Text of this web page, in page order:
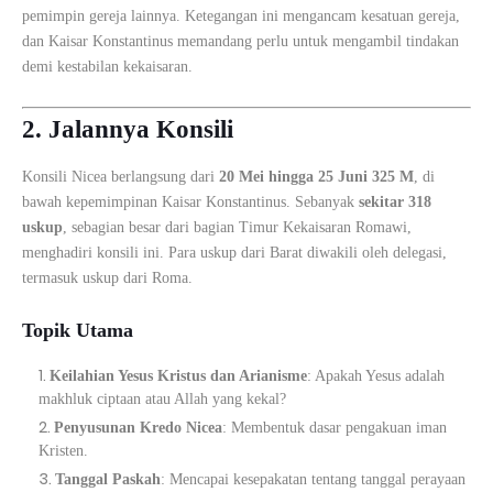
pemimpin gereja lainnya. Ketegangan ini mengancam kesatuan gereja,
dan Kaisar Konstantinus memandang perlu untuk mengambil tindakan
demi kestabilan kekaisaran.
2. Jalannya Konsili
Konsili Nicea berlangsung dari 20 Mei hingga 25 Juni 325 M , di
bawah kepemimpinan Kaisar Konstantinus. Sebanyak sekitar 318
uskup , sebagian besar dari bagian Timur Kekaisaran Romawi,
menghadiri konsili ini. Para uskup dari Barat diwakili oleh delegasi,
termasuk uskup dari Roma.
Topik Utama
Keilahian Yesus Kristus dan Arianisme: Apakah Yesus adalah
makhluk ciptaan atau Allah yang kekal?
Penyusunan Kredo Nicea: Membentuk dasar pengakuan iman
Kristen.
Tanggal Paskah: Mencapai kesepakatan tentang tanggal perayaan